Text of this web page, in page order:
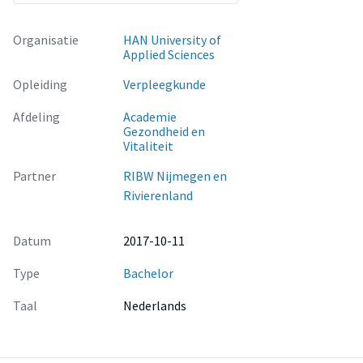
liggen er kansen om hierop in te spelen.
Organisatie
HAN University of
Applied Sciences
Opleiding
Verpleegkunde
Afdeling
Academie
Gezondheid en
Vitaliteit
Partner
RIBW Nijmegen en
Rivierenland
Datum
2017-10-11
Type
Bachelor
Taal
Nederlands